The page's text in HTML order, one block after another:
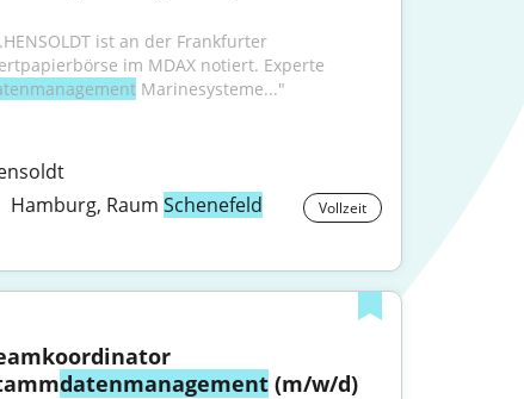
ist an der Frankfurter
Marinesysteme..."
Hamburg, Raum Schenefeld Vollzeit
datenmanagement (m/w/d)